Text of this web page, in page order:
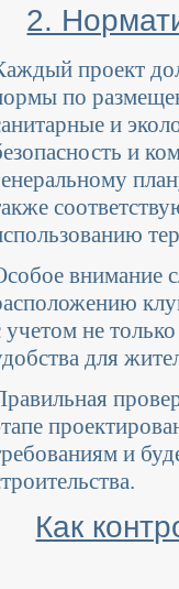
2.
проект
по
и
и
внимание
учетом не
для
и
Как